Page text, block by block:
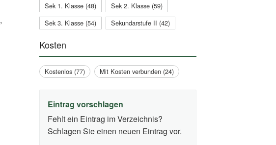
Sek 1. Klasse (48)
Sek 2. Klasse (59)
Sek 3. Klasse (54)
Sekundarstufe II (42)
Kosten
Kostenlos (77) Mit Kosten verbunden (24)
Eintrag vorschlagen
Fehlt ein Eintrag im Verzeichnis?
Schlagen Sie einen neuen Eintrag vor.